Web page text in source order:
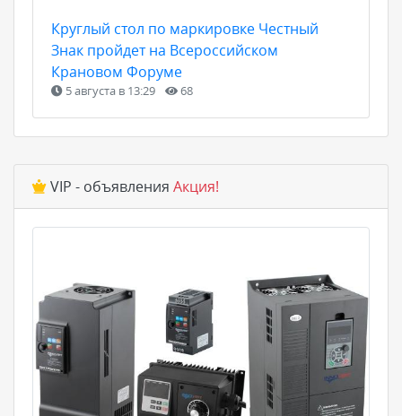
Круглый стол по маркировке Честный
Знак пройдет на Всероссийском
Крановом Форуме
5 августа в 13:29 68
VIP - объявления Акция!